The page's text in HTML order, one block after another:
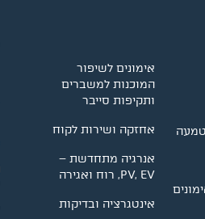
אימונים לשיפור
המוכנות למשברים
ותקיפות סייבר
אחזקה ושירות לקוח
אנרגיה מתחדשת –
PV, EV, רוח ואגירה
אינטגרציה ובדיקות